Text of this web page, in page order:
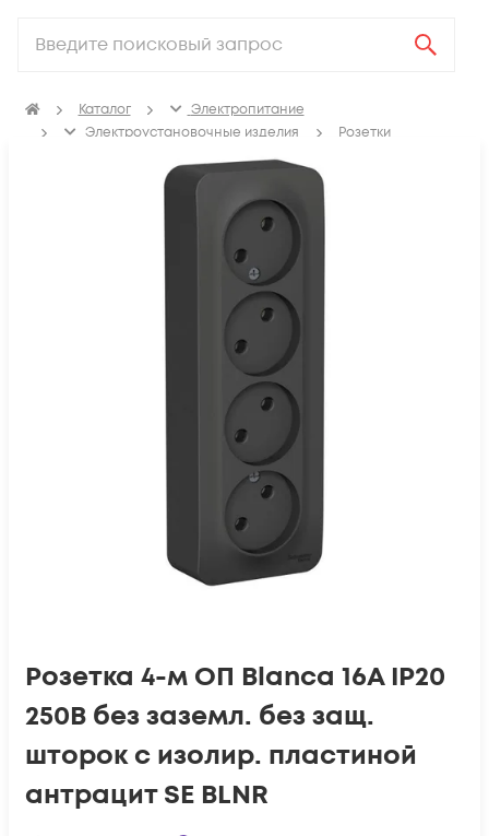
Каталог
Электропитание
Электроустановочные изделия
Розетки
Розетка 4-м ОП Blanca 16А IP20
250В без заземл. без защ.
шторок с изолир. пластиной
антрацит SE BLNR